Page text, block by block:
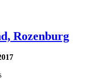
Rozenburg